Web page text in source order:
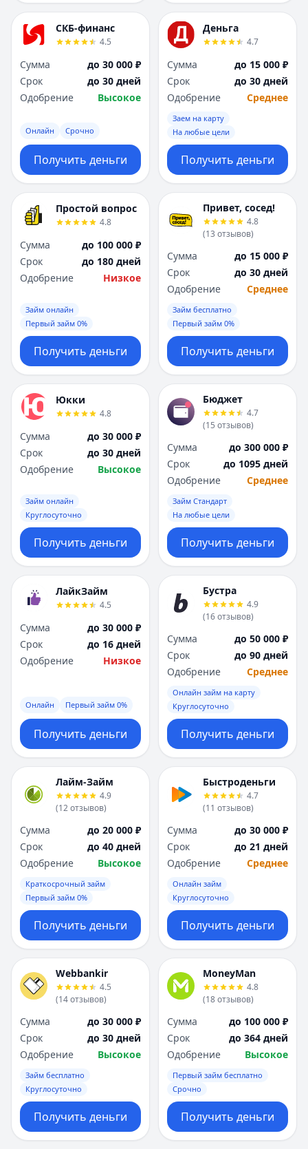
СКБ-финанс
4.5
Сумма
до 30 000 ₽
Срок
до 30 дней
Одобрение
Высокое
Онлайн Срочно
Получить деньги
Деньга
4.7
Сумма
до 15 000 ₽
Срок
до 30 дней
Одобрение
Среднее
Заем на карту
На любые цели
Получить деньги
Простой вопрос
4.8
Сумма
до 100 000 ₽
Срок
до 180 дней
Одобрение
Низкое
Займ онлайн
Первый займ 0%
Получить деньги
Привет, сосед!
4.8
(13 отзывов)
Сумма
до 15 000 ₽
Срок
до 30 дней
Одобрение
Среднее
Займ бесплатно
Первый займ 0%
Получить деньги
Юкки
4.8
Сумма
до 30 000 ₽
Срок
до 30 дней
Одобрение
Высокое
Займ онлайн
Круглосуточно
Получить деньги
Бюджет
4.7
(15 отзывов)
Сумма
до 300 000 ₽
Срок
до 1095 дней
Одобрение
Среднее
Займ Стандарт
На любые цели
Получить деньги
ЛайкЗайм
4.5
Сумма
до 30 000 ₽
Срок
до 16 дней
Одобрение
Низкое
Онлайн Первый займ 0%
Получить деньги
Бустра
4.9
(16отзывов)
Сумма
до 50 000 ₽
Срок
до 90 дней
Одобрение
Среднее
Онлайн займ на карту
Круглосуточно
Получить деньги
Лайм-Займ
4.9
(12отзывов)
Сумма
до 20 000 ₽
Срок
до 40 дней
Одобрение
Высокое
Краткосрочный займ
Первый займ 0%
Получить деньги
Быстроденьги
4.7
(11 отзывов)
Сумма
до 30 000 ₽
Срок
до 21 дней
Одобрение
Среднее
Онлайн займ
Круглосуточно
Получить деньги
Webbankir
4.5
(14отзывов)
Сумма
до 30 000 ₽
Срок
до 30 дней
Одобрение
Высокое
Займ бесплатно
Круглосуточно
Получить деньги
MoneyMan
4.8
(18отзывов)
Сумма
до 100 000 ₽
Срок
до 364 дней
Одобрение
Высокое
Первый займ бесплатно
Срочно
Получить деньги